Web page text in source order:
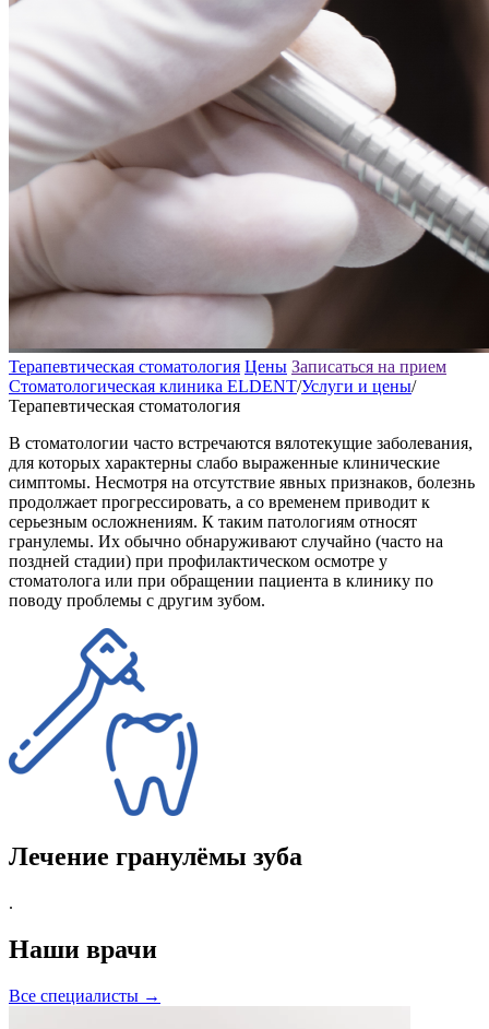
Терапевтическая стоматология Цены Записаться на прием
Стоматологическая клиника ELDENT/Услуги и цены/
Терапевтическая стоматология
В стоматологии часто встречаются вялотекущие заболевания,
для которых характерны слабо выраженные клинические
симптомы. Несмотря на отсутствие явных признаков, болезнь
продолжает прогрессировать, а со временем приводит к
серьезным осложнениям. К таким патологиям относят
гранулемы. Их обычно обнаруживают случайно (часто на
поздней стадии) при профилактическом осмотре у
стоматолога или при обращении пациента в клинику по
поводу проблемы с другим зубом.
Лечение гранулёмы зуба
.
Наши врачи
Все специалисты →